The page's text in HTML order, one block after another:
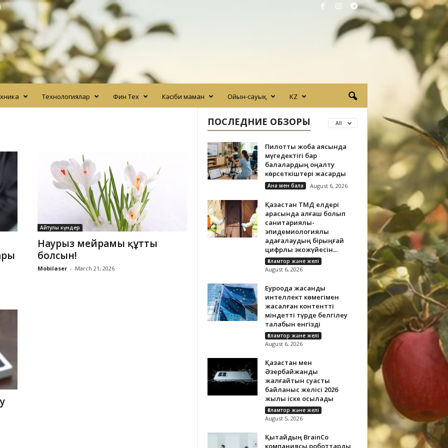
Технологиялар Фин Тех Кәсіби маман Ойын-сауық KZ
Айтулы күндер
Наурыз мейрамы құтты
болсын!
Mobilaser - March 21, 2026
ПОСЛЕДНИЕ ОБЗОРЫ All
Пилоттық жоба аясында
мүгедектігі бар
балалардың оңалту
көрсеткіштері жақсарды
Ана мен бала August 6, 2026
Қазақстан ТМД елдері
арасында алғаш болып
санитариялық-
эпидемиологиялық
қадағалаудың бірыңғай
цифрлық экожүйесін...
Ғаламтор және желі
August 6, 2026
Еуроодақ жасанды
интеллект көмегімен
жасалған контентті
міндетті түрде белгілеу
талабын енгізді
Ғаламтор және желі
August 6, 2026
Қазақстан мен
Әзербайжанды
жалғайтын суасты
байланыс желісі 2026
жылы іске қосылады
Ғаламтор және желі
August 5, 2026
Қытайдың BrainCo
компаниясы роботтарды